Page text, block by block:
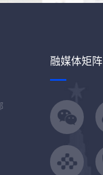
融媒体矩阵